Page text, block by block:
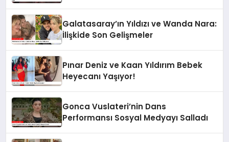
Galatasaray’ın Yıldızı ve Wanda Nara:
İlişkide Son Gelişmeler
Pınar Deniz ve Kaan Yıldırım Bebek
Heyecanı Yaşıyor!
Gonca Vuslateri’nin Dans
Performansı Sosyal Medyayı Salladı